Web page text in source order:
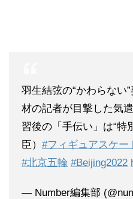
羽生結弦の“かわらな
材の記者が目撃した気
習後の「手伝い」は“特
臣） #フィギュアスケー
#北京五輪 #Beijing2022
— Number編集部